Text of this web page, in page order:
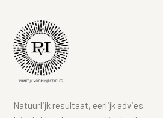
Natuurlijk resultaat, eerlijk advies.